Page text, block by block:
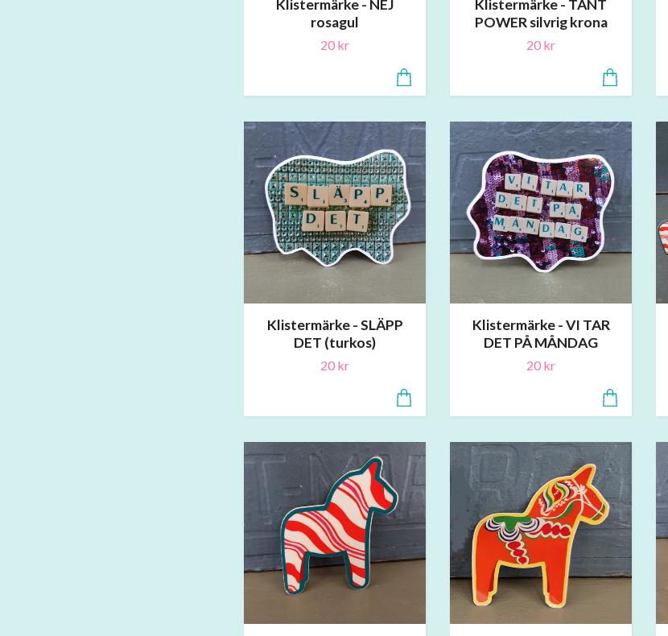
Klistermärke - NEJ
rosagul
20 kr
Klistermärke - TANT
POWER silvrig krona
20 kr
Klistermärke - SLÄPP
DET (turkos)
20 kr
Klistermärke - VI TAR
DET PÅ MÅNDAG
20 kr